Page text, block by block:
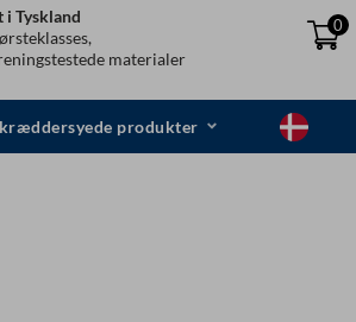
i Tyskland
materialer
0
produkter